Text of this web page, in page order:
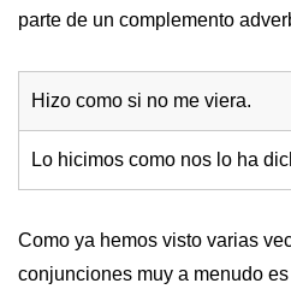
parte de un complemento
Hizo como si no me viera.
Lo hicimos como nos lo ha
Como ya hemos visto varias
conjunciones muy a menudo